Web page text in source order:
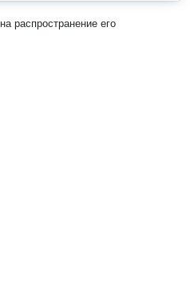
распространение его